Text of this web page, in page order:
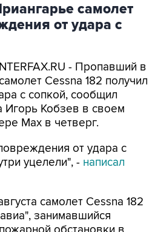
самолет
от удара с
- Пропавший в
Cessna 182 получил
с сопкой, сообщил
Игорь Кобзев в своем
Мах в четверг.
от удара с
уцелели", - написал
самолет Cessna 182
занимавшийся